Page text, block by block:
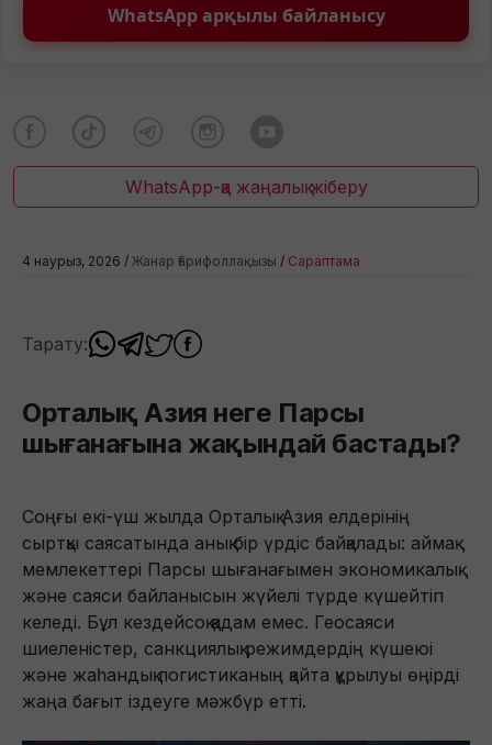
WhatsApp арқылы байланысу
WhatsApp-қа жаңалық жіберу
4 наурыз, 2026 / Жанар Ғарифоллақызы / Сараптама
Тарату:
Орталық Азия неге Парсы
шығанағына жақындай бастады?
Соңғы екі-үш жылда Орталық Азия елдерінің
сыртқы саясатында анық бір үрдіс байқалады: аймақ
мемлекеттері Парсы шығанағымен экономикалық
және саяси байланысын жүйелі түрде күшейтіп
келеді. Бұл кездейсоқ қадам емес. Геосаяси
шиеленістер, санкциялық режимдердің күшеюі
және жаһандық логистиканың қайта құрылуы өңірді
жаңа бағыт іздеуге мәжбүр етті.